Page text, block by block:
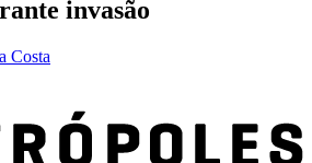
invasão
Costa